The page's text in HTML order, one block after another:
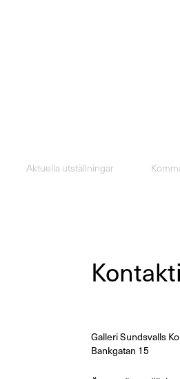
Aktuella utställningar
Galleri Sundsvalls
Bankgatan 15